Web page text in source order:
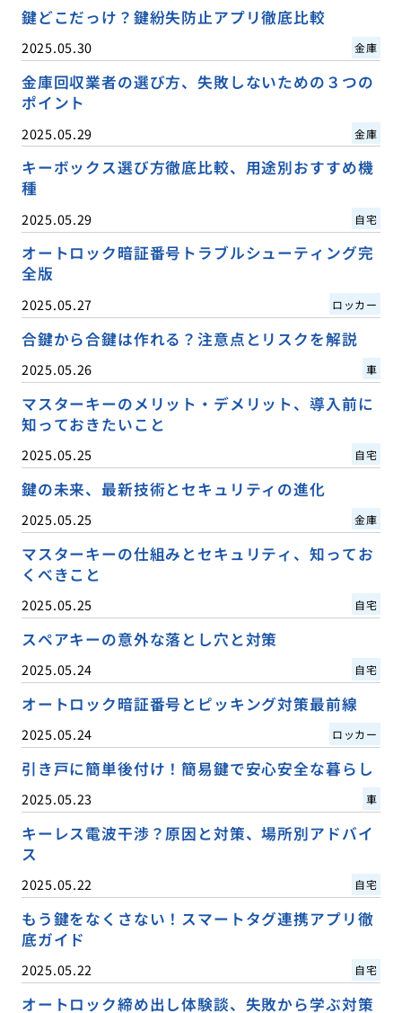
鍵どこだっけ？鍵紛失防止アプリ徹底比較
2025.05.30 金庫
金庫回収業者の選び方、失敗しないための３つの
ポイント
2025.05.29 金庫
キーボックス選び方徹底比較、用途別おすすめ機
種
2025.05.29 自宅
オートロック暗証番号トラブルシューティング完
全版
2025.05.27 ロッカー
合鍵から合鍵は作れる？注意点とリスクを解説
2025.05.26 車
マスターキーのメリット・デメリット、導入前に
知っておきたいこと
2025.05.25 自宅
鍵の未来、最新技術とセキュリティの進化
2025.05.25 金庫
マスターキーの仕組みとセキュリティ、知ってお
くべきこと
2025.05.25 自宅
スペアキーの意外な落とし穴と対策
2025.05.24 自宅
オートロック暗証番号とピッキング対策最前線
2025.05.24 ロッカー
引き戸に簡単後付け！簡易鍵で安心安全な暮らし
2025.05.23 車
キーレス電波干渉？原因と対策、場所別アドバイ
ス
2025.05.22 自宅
もう鍵をなくさない！スマートタグ連携アプリ徹
底ガイド
2025.05.22 自宅
オートロック締め出し体験談、失敗から学ぶ対策